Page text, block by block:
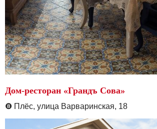
Дом-ресторан «Грандъ Сова»
❽ Плёс, улица Варваринская, 18